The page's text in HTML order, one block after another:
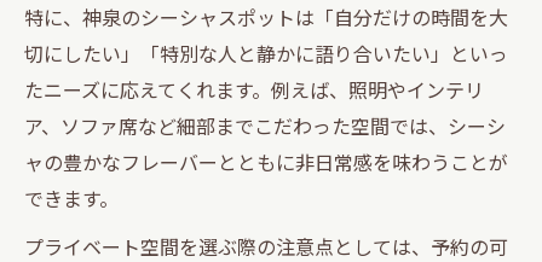
特に、神泉のシーシャスポットは「自分だけの時間を大
切にしたい」「特別な人と静かに語り合いたい」といっ
たニーズに応えてくれます。例えば、照明やインテリ
ア、ソファ席など細部までこだわった空間では、シーシ
ャの豊かなフレーバーとともに非日常感を味わうことが
できます。
プライベート空間を選ぶ際の注意点としては、予約の可